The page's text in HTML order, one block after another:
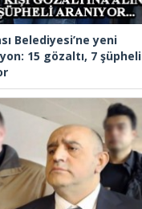
Belediyesi’ne yeni
15 gözaltı, 7 şüpheli